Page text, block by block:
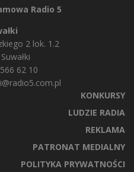
Radio 5
2 lok. 1.2
62 10
KONKURSY
LUDZIE RADIA
REKLAMA
PATRONAT MEDIALNY
POLITYKA PRYWATNOŚCI